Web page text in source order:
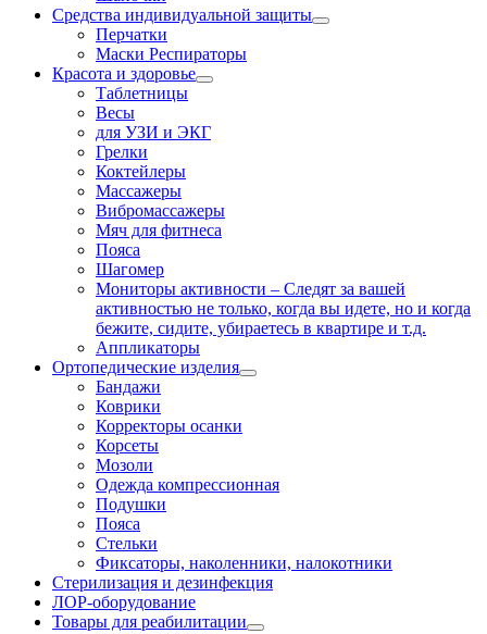
Средства индивидуальной защиты
Перчатки
Маски Респираторы
Красота и здоровье
Таблетницы
Весы
для УЗИ и ЭКГ
Грелки
Коктейлеры
Массажеры
Вибромассажеры
Мяч для фитнеса
Пояса
Шагомер
Мониторы активности – Следят за вашей
активностью не только, когда вы идете, но и когда
бежите, сидите, убираетесь в квартире и т.д.
Аппликаторы
Ортопедические изделия
Бандажи
Коврики
Корректоры осанки
Корсеты
Мозоли
Одежда компрессионная
Подушки
Пояса
Стельки
Фиксаторы, наколенники, налокотники
Стерилизация и дезинфекция
ЛОР-оборудование
Товары для реабилитации